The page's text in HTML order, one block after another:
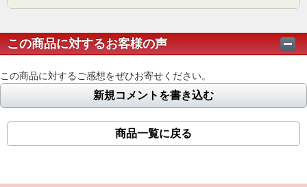
この商品に対するお客様の声
この商品に対するご感想をぜひお寄せください。
新規コメントを書き込む
商品一覧に戻る